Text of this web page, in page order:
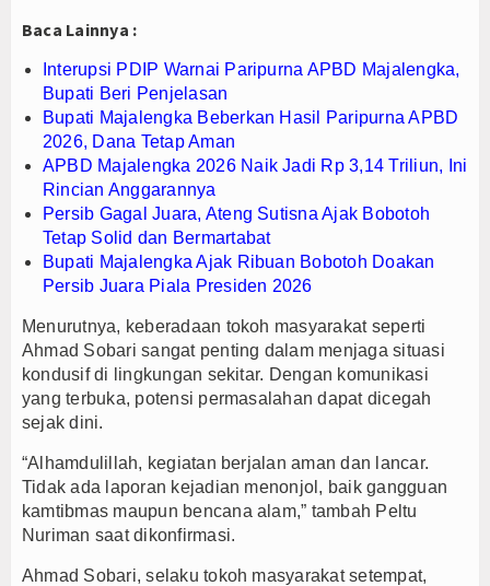
Baca Lainnya :
Interupsi PDIP Warnai Paripurna APBD Majalengka,
Bupati Beri Penjelasan
Bupati Majalengka Beberkan Hasil Paripurna APBD
2026, Dana Tetap Aman
APBD Majalengka 2026 Naik Jadi Rp 3,14 Triliun, Ini
Rincian Anggarannya
Persib Gagal Juara, Ateng Sutisna Ajak Bobotoh
Tetap Solid dan Bermartabat
Bupati Majalengka Ajak Ribuan Bobotoh Doakan
Persib Juara Piala Presiden 2026
Menurutnya, keberadaan tokoh masyarakat seperti
Ahmad Sobari sangat penting dalam menjaga situasi
kondusif di lingkungan sekitar. Dengan komunikasi
yang terbuka, potensi permasalahan dapat dicegah
sejak dini.
“Alhamdulillah, kegiatan berjalan aman dan lancar.
Tidak ada laporan kejadian menonjol, baik gangguan
kamtibmas maupun bencana alam,” tambah Peltu
Nuriman saat dikonfirmasi.
Ahmad Sobari, selaku tokoh masyarakat setempat,